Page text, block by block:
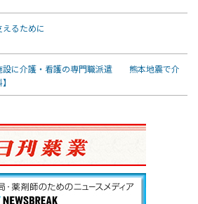
るために
設に介護・看護の専門職派遣 熊本地震で介